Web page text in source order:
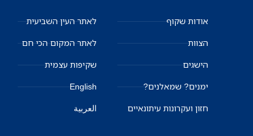
אודות שקוף
הצוות
הישגים
ימנים? שמאלנים?
חזון ועקרונות עיתונאיים
לאתר העין השביעית
לאתר המקום הכי חם
שקיפות עצמית
English
العربية